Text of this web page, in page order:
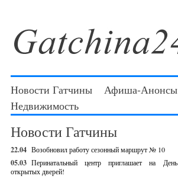
Новости Гатчины Афиша-Анонсы
Недвижимость
Новости Гатчины
22.04 Возобновил работу сезонный маршрут № 10
05.03 Перинатальный центр приглашает на День
открытых дверей!